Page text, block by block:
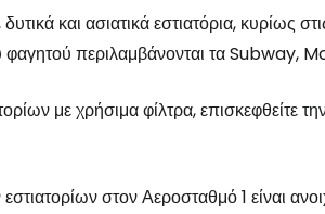
και ασιατικά εστιατόρια, κυρίως
περιλαμβάνονται τα Subway,
με χρήσιμα φίλτρα, επισκεφθείτε
στον Αεροσταθμό 1 είναι